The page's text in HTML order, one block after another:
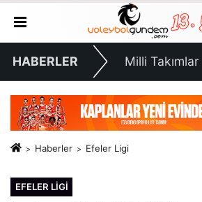
HABERLER Milli Takımlar
Haberler Efeler Ligi
EFELER LIGI